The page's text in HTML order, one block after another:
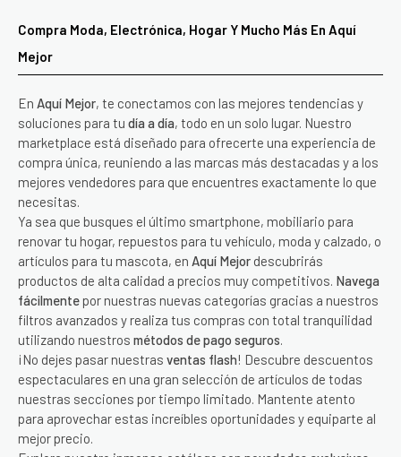
Compra Moda, Electrónica, Hogar Y Mucho Más En Aquí
Mejor
En Aquí Mejor, te conectamos con las mejores tendencias y
soluciones para tu día a día, todo en un solo lugar. Nuestro
marketplace está diseñado para ofrecerte una experiencia de
compra única, reuniendo a las marcas más destacadas y a los
mejores vendedores para que encuentres exactamente lo que
necesitas.
Ya sea que busques el último smartphone, mobiliario para
renovar tu hogar, repuestos para tu vehículo, moda y calzado, o
artículos para tu mascota, en Aquí Mejor descubrirás
productos de alta calidad a precios muy competitivos. Navega
fácilmente por nuestras nuevas categorías gracias a nuestros
filtros avanzados y realiza tus compras con total tranquilidad
utilizando nuestros métodos de pago seguros.
¡No dejes pasar nuestras ventas flash! Descubre descuentos
espectaculares en una gran selección de artículos de todas
nuestras secciones por tiempo limitado. Mantente atento
para aprovechar estas increíbles oportunidades y equiparte al
mejor precio.